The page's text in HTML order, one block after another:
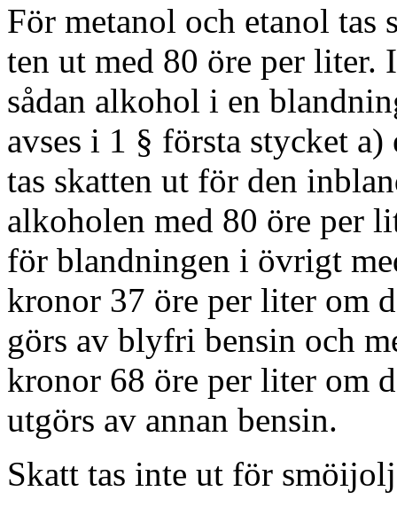
För metanol och etanol tas
ten ut med 80 öre per liter.
sådan alkohol i en
avses i 1 § första stycket a)
tas skatten ut för den
alkoholen med 80 öre per
för blandningen i övrigt
kronor 37 öre per liter om
görs av blyfri bensin och
kronor 68 öre per liter om
utgörs av annan bensin.
Skatt tas inte ut för